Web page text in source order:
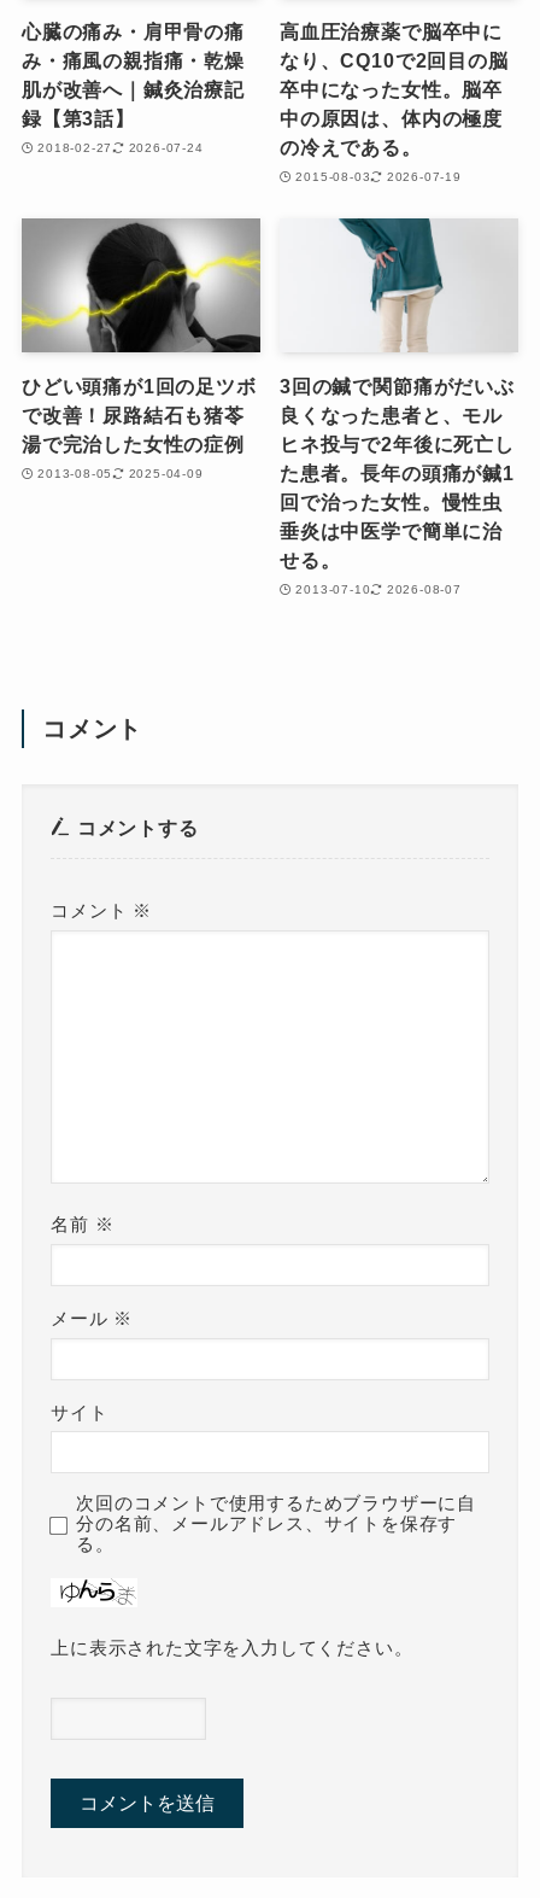
心臓の痛み・肩甲骨の痛
み・痛風の親指痛・乾燥
肌が改善へ｜鍼灸治療記
録【第3話】
2018-02-27 2026-07-24
高血圧治療薬で脳卒中に
なり、CQ10で2回目の脳
卒中になった女性。脳卒
中の原因は、体内の極度
の冷えである。
2015-08-03 2026-07-19
ひどい頭痛が1回の足ツボ
で改善！尿路結石も猪苓
湯で完治した女性の症例
2013-08-05 2025-04-09
3回の鍼で関節痛がだいぶ
良くなった患者と、モル
ヒネ投与で2年後に死亡し
た患者。長年の頭痛が鍼1
回で治った女性。慢性虫
垂炎は中医学で簡単に治
せる。
2013-07-10 2026-08-07
コメント
コメントする
コメント ※
名前 ※
メール ※
サイト
次回のコメントで使用するためブラウザーに自
分の名前、メールアドレス、サイトを保存す
る。
上に表示された文字を入力してください。